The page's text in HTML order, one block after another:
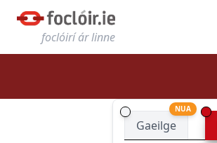
foclóirí ár linne
Gaeilge
NUA